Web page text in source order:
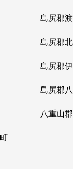
島尻郡
島尻郡
島尻郡
島尻郡
八重山